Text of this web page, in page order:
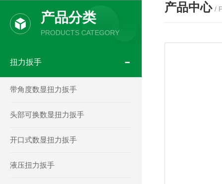
产品分类
PRODUCTS CATEGORY
扭力扳手
带角度数显扭力扳手
头部可换数显扭力扳手
开口式数显扭力扳手
液压扭力扳手
产品中心 /